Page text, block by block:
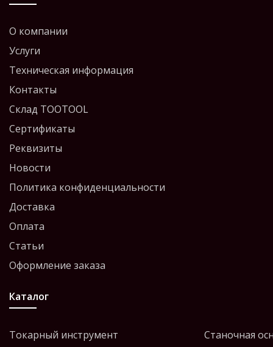
О компании
Услуги
Техническая информация
Контакты
Склад TOOTOOL
Сертификаты
Реквизиты
Новости
Политика конфиденциальности
Доставка
Оплата
Статьи
Оформление заказа
Каталог
Токарный инструмент
Станочная